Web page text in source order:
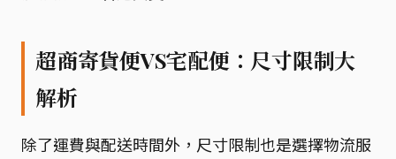
超商寄貨便VS宅配便：尺寸限制大
解析
除了運費與配送時間外，尺寸限制也是選擇物流服